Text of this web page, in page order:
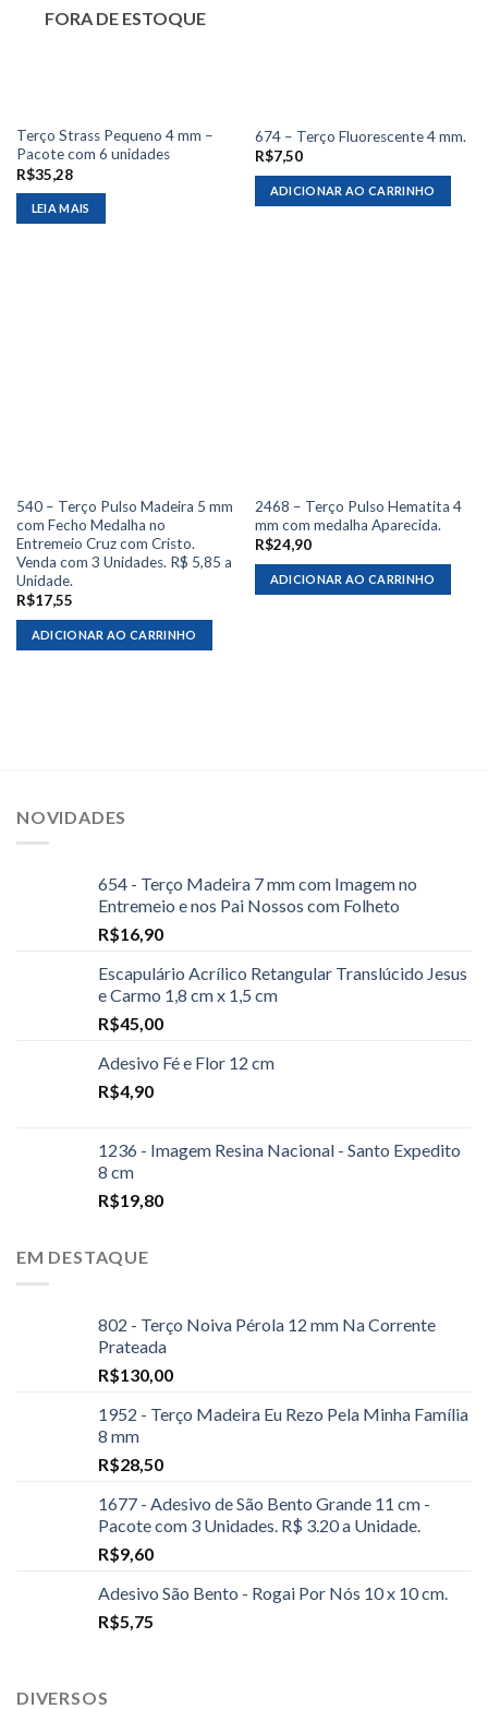
FORA DE ESTOQUE
Terço Strass Pequeno 4 mm –
Pacote com 6 unidades
R$35,28
LEIA MAIS
674 – Terço Fluorescente 4 mm.
R$7,50
ADICIONAR AO CARRINHO
540 – Terço Pulso Madeira 5 mm
com Fecho Medalha no
Entremeio Cruz com Cristo.
Venda com 3 Unidades. R$ 5,85 a
Unidade.
R$17,55
ADICIONAR AO CARRINHO
2468 – Terço Pulso Hematita 4
mm com medalha Aparecida.
R$24,90
ADICIONAR AO CARRINHO
NOVIDADES
654 - Terço Madeira 7 mm com Imagem no
Entremeio e nos Pai Nossos com Folheto
R$16,90
Escapulário Acrílico Retangular Translúcido Jesus
e Carmo 1,8 cm x 1,5 cm
R$45,00
Adesivo Fé e Flor 12 cm
R$4,90
1236 - Imagem Resina Nacional - Santo Expedito
8 cm
R$19,80
EM DESTAQUE
802 - Terço Noiva Pérola 12 mm Na Corrente
Prateada
R$130,00
1952 - Terço Madeira Eu Rezo Pela Minha Família
8 mm
R$28,50
1677 - Adesivo de São Bento Grande 11 cm -
Pacote com 3 Unidades. R$ 3.20 a Unidade.
R$9,60
Adesivo São Bento - Rogai Por Nós 10 x 10 cm.
R$5,75
DIVERSOS